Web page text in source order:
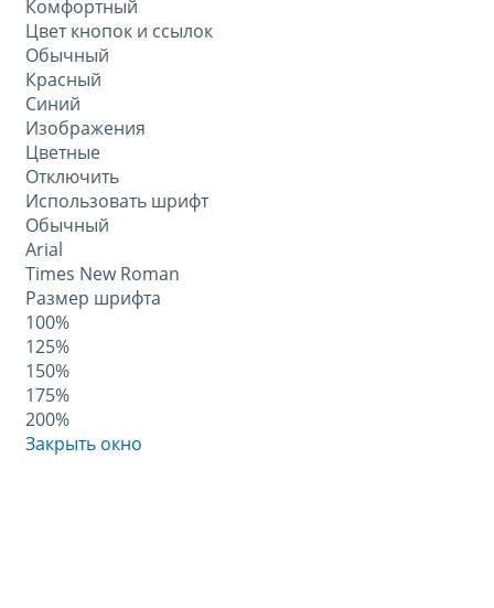
Комфортный
Цвет кнопок и ссылок
Обычный
Красный
Синий
Изображения
Цветные
Отключить
Использовать шрифт
Обычный
Arial
Times New Roman
Размер шрифта
100%
125%
150%
175%
200%
Закрыть окно